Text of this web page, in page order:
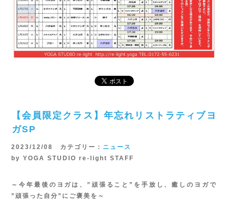
【会員限定クラス】年忘れリストラティブヨ
ガSP
2023/12/08 カテゴリー： ニュース
by YOGA STUDIO re-light STAFF
～今年最後のヨガは、”頑張ること”を手放し、癒しのヨガで
”頑張った自分”にご褒美を～